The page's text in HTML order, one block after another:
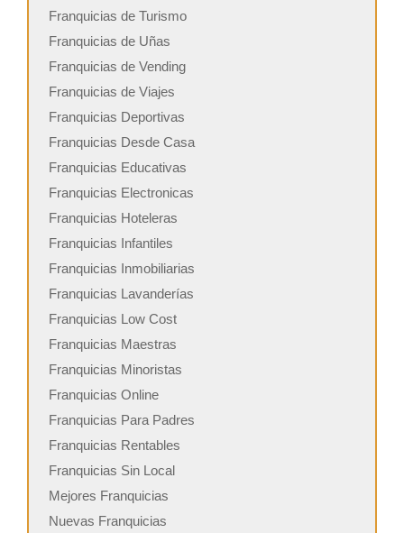
Franquicias de Turismo
Franquicias de Uñas
Franquicias de Vending
Franquicias de Viajes
Franquicias Deportivas
Franquicias Desde Casa
Franquicias Educativas
Franquicias Electronicas
Franquicias Hoteleras
Franquicias Infantiles
Franquicias Inmobiliarias
Franquicias Lavanderías
Franquicias Low Cost
Franquicias Maestras
Franquicias Minoristas
Franquicias Online
Franquicias Para Padres
Franquicias Rentables
Franquicias Sin Local
Mejores Franquicias
Nuevas Franquicias